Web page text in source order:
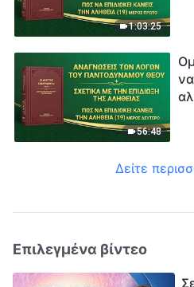
1:03:25
56:48
Δείτε
Επιλεγμένα βίντεο